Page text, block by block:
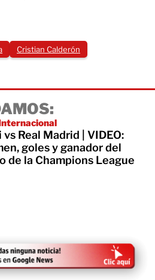
Cristian Calderón
vs Real Madrid | VIDEO:
goles y ganador del
de la Champions League